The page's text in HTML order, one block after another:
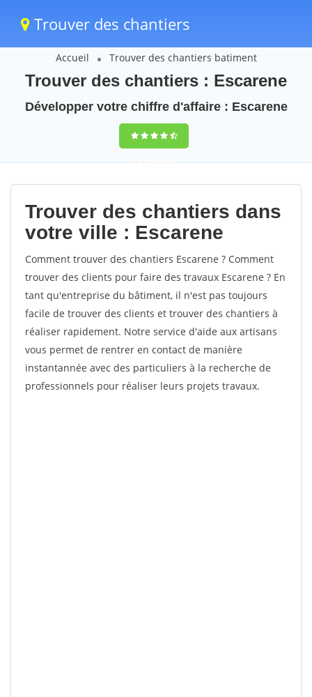
Trouver des chantiers
Accueil Trouver des chantiers batiment
Trouver des chantiers : Escarene
Développer votre chiffre d'affaire : Escarene
9,5(100%)49
votes
Trouver des chantiers dans
votre ville : Escarene
Comment trouver des chantiers Escarene ? Comment
trouver des clients pour faire des travaux Escarene ? En
tant qu'entreprise du bâtiment, il n'est pas toujours
facile de trouver des clients et trouver des chantiers à
réaliser rapidement. Notre service d'aide aux artisans
vous permet de rentrer en contact de manière
instantannée avec des particuliers à la recherche de
professionnels pour réaliser leurs projets travaux.